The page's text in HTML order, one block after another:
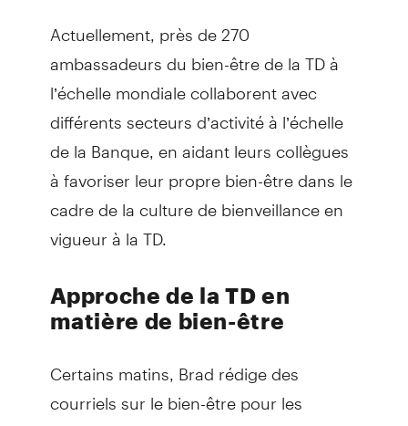
Actuellement, près de 270
ambassadeurs du bien-être de la TD à
l’échelle mondiale collaborent avec
différents secteurs d’activité à l’échelle
de la Banque, en aidant leurs collègues
à favoriser leur propre bien-être dans le
cadre de la culture de bienveillance en
vigueur à la TD.
Approche de la TD en
matière de bien-être
Certains matins, Brad rédige des
courriels sur le bien-être pour les